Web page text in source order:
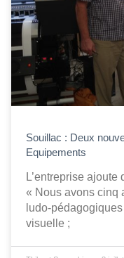
Souillac : Deux
Equipements
L’entreprise
« Nous avons cinq
ludo-
visuelle ;